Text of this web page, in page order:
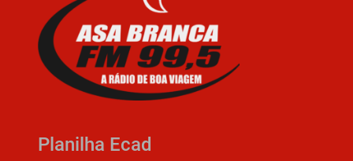
Planilha Ecad